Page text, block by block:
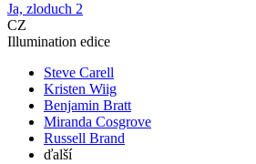
Ja, zloduch 2
CZ
Illumination edice
Steve Carell
Kristen Wiig
Benjamin Bratt
Miranda Cosgrove
Russell Brand
ďalší